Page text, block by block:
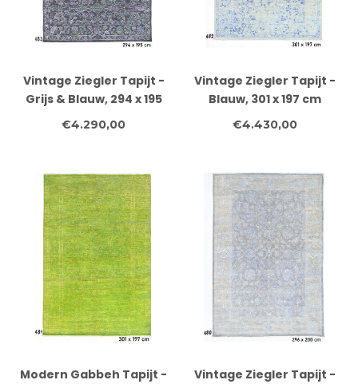
Vintage Ziegler Tapijt -
Grijs & Blauw, 294 x 195
cm
€4.290,00
Vintage Ziegler Tapijt -
Blauw, 301 x 197 cm
€4.430,00
Modern Gabbeh Tapijt -
Vintage Ziegler Tapijt -